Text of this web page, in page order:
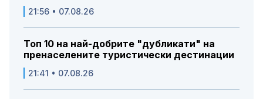
21:56 • 07.08.26
Топ 10 на най-добрите "дубликати" на
пренаселените туристически дестинации
21:41 • 07.08.26